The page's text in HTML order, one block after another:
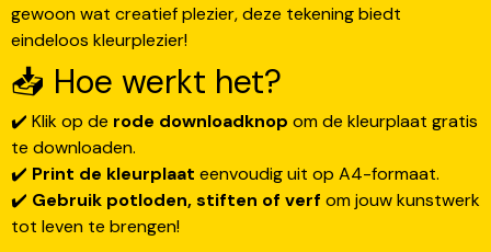
gewoon wat creatief plezier, deze tekening biedt
eindeloos kleurplezier!
📥 Hoe werkt het?
✔️ Klik op de rode downloadknop om de kleurplaat gratis
te downloaden.
✔️ Print de kleurplaat eenvoudig uit op A4-formaat.
✔️ Gebruik potloden, stiften of verf om jouw kunstwerk
tot leven te brengen!